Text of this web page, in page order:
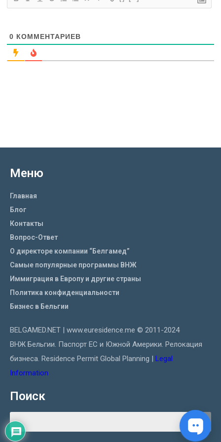
0 КОММЕНТАРИЕВ
Меню
Главная
Блог
Контакты
Вопрос-Ответ
О директоре компании “Белгамед”
Самые популярные программы ВНЖ
Иммиграция в Европу и другие страны
Политика конфиденциальности
Бизнес в Бельгии
BELGAMED.NET | www.euresidence.me © 2011-2024
ВНЖ Бельгии. Паспорт ЕС и Южной Америки. Релокация
бизнеса. Residence Permit Global Planning | Legal
Information
Поиск